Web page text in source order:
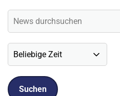
Veranstaltungen
Social-Media News
Sport- und Kursangebot